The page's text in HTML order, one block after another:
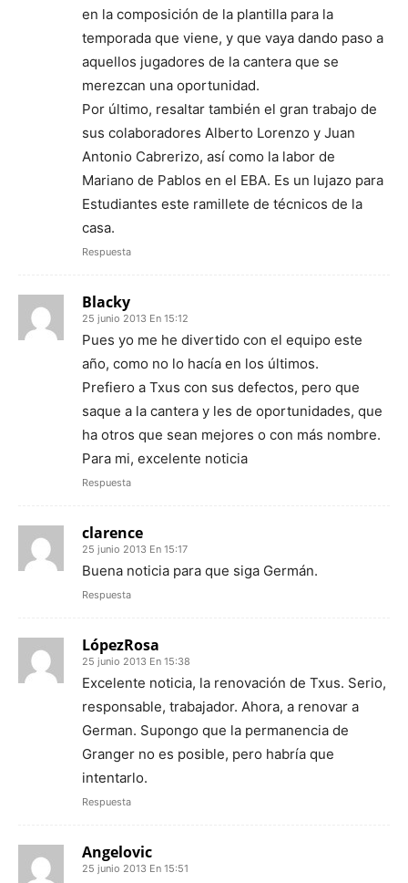
en la composición de la plantilla para la
temporada que viene, y que vaya dando paso a
aquellos jugadores de la cantera que se
merezcan una oportunidad.
Por último, resaltar también el gran trabajo de
sus colaboradores Alberto Lorenzo y Juan
Antonio Cabrerizo, así como la labor de
Mariano de Pablos en el EBA. Es un lujazo para
Estudiantes este ramillete de técnicos de la
casa.
Respuesta
Blacky
25 junio 2013 En 15:12
Pues yo me he divertido con el equipo este
año, como no lo hacía en los últimos.
Prefiero a Txus con sus defectos, pero que
saque a la cantera y les de oportunidades, que
ha otros que sean mejores o con más nombre.
Para mi, excelente noticia
Respuesta
clarence
25 junio 2013 En 15:17
Buena noticia para que siga Germán.
Respuesta
LópezRosa
25 junio 2013 En 15:38
Excelente noticia, la renovación de Txus. Serio,
responsable, trabajador. Ahora, a renovar a
German. Supongo que la permanencia de
Granger no es posible, pero habría que
intentarlo.
Respuesta
Angelovic
25 junio 2013 En 15:51